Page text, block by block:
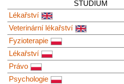
STUDIUM
Lékařství
Veterinární lékařství
Fyzioterapie
Lékařství
Právo
Psychologie